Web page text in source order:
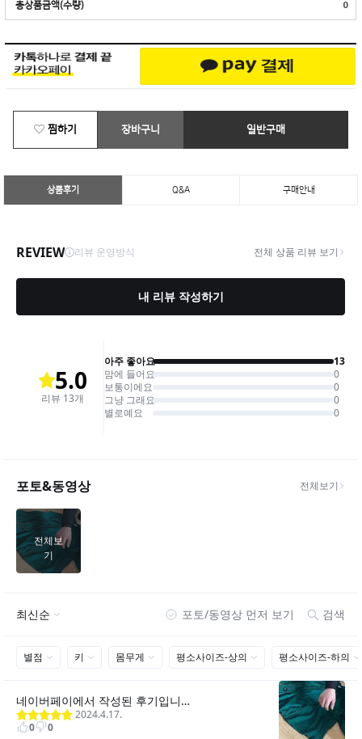
총상품금액(수량) 0
찜하기 장바구니 일반구매
상품후기 Q&A 구매안내